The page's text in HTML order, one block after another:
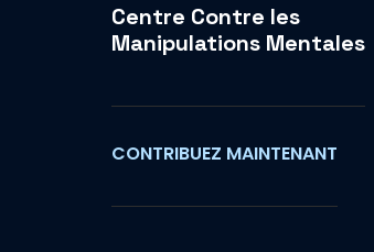
Centre Contre les
Manipulations Mentales
CONTRIBUEZ MAINTENANT